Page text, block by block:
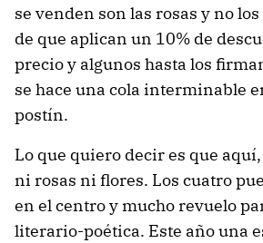
se venden son las rosas y no
de que aplican un 10% de
precio y algunos hasta los
se hace una cola interminable
postín.
Lo que quiero decir es que
ni rosas ni flores. Los cuatro
en el centro y mucho revuelo
literario-poética. Este año una